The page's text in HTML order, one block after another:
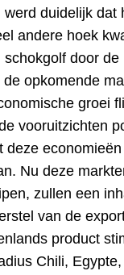
duidelijk dat
andere hoek
door de
opkomende
groei
vooruitzichten
deze economieën
Nu deze
zullen een
van de
product
Chili,